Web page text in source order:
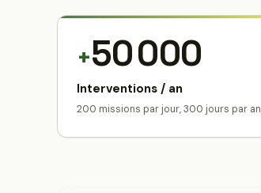
+50 000
Interventions / an
200 missions par jour, 300 jours par an